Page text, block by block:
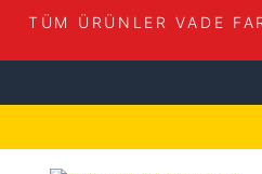
TÜM ÜRÜNLER VADE